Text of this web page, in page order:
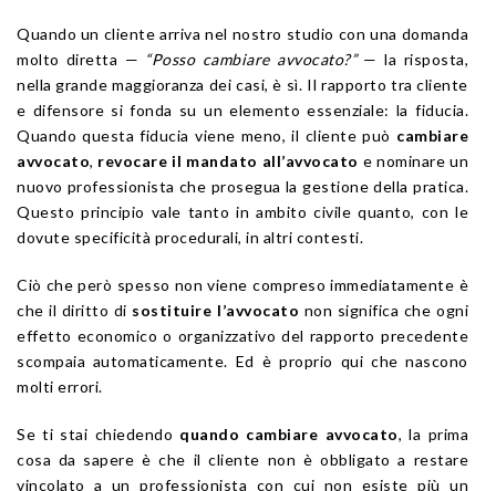
Quando un cliente arriva nel nostro studio con una domanda
molto diretta — “Posso cambiare avvocato?”— la risposta,
nella grande maggioranza dei casi, è sì. Il rapporto tra cliente
e difensore si fonda su un elemento essenziale: la fiducia.
Quando questa fiducia viene meno, il cliente può cambiare
avvocato, revocare il mandato all’avvocato e nominare un
nuovo professionista che prosegua la gestione della pratica.
Questo principio vale tanto in ambito civile quanto, con le
dovute specificità procedurali, in altri contesti.
Ciò che però spesso non viene compreso immediatamente è
che il diritto di sostituire l’avvocato non significa che ogni
effetto economico o organizzativo del rapporto precedente
scompaia automaticamente. Ed è proprio qui che nascono
molti errori.
Se ti stai chiedendo quando cambiare avvocato, la prima
cosa da sapere è che il cliente non è obbligato a restare
vincolato a un professionista con cui non esiste più un